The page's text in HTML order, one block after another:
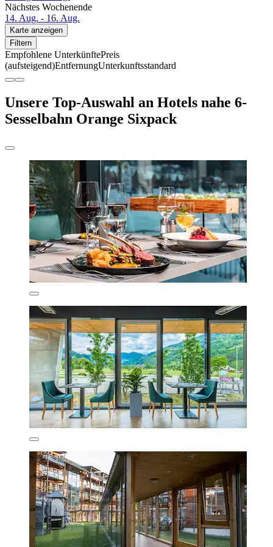
Nächstes Wochenende
14. Aug. - 16. Aug.
Karte anzeigen
Filtern
Empfohlene UnterkünftePreis
(aufsteigend)EntfernungUnterkunftsstandard
Unsere Top-Auswahl an Hotels nahe 6-
Sesselbahn Orange Sixpack